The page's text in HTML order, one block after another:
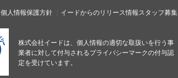
個人情報保護方針 イードからのリリース情報スタッフ募集
株式会社イードは、個人情報の適切な取扱いを行う事
業者に対して付与されるプライバシーマークの付与認
定を受けています。